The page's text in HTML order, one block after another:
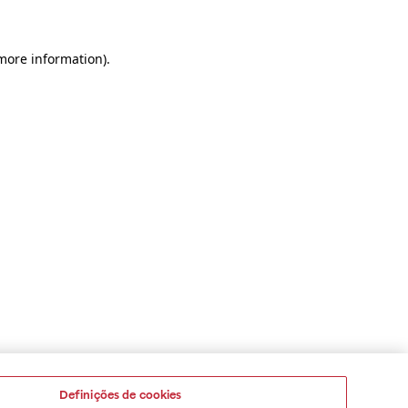
information).
Definições de cookies